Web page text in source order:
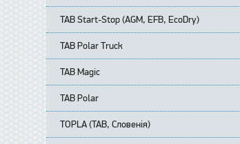
TAB Start-Stop (AGM, EFB, EcoDry)
TAB Polar Truck
TAB Magic
TAB Polar
TOPLA (TAB, Словенія)